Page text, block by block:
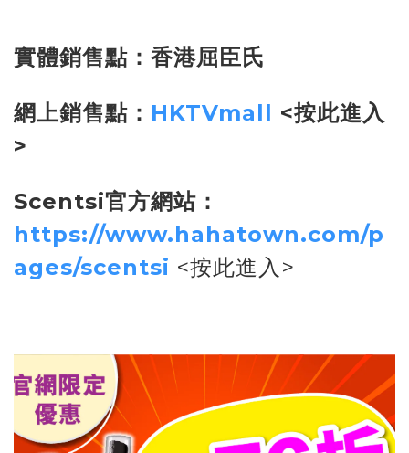
實體銷售點：香港屈臣氏
網上銷售點： HKTVmall <按此進入
>
Scentsi官方網站：
https://www.hahatown.com/p
ages/scentsi <按此進入>